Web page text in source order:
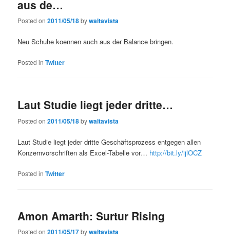
aus de…
Posted on2011/05/18bywaltavista
Neu Schuhe koennen auch aus der Balance bringen.
Posted in Twitter
Laut Studie liegt jeder dritte…
Posted on2011/05/18bywaltavista
Laut Studie liegt jeder dritte Geschäftsprozess entgegen allen
Konzernvorschriften als Excel-Tabelle vor… http://bit.ly/ijlOCZ
Posted in Twitter
Amon Amarth: Surtur Rising
Posted on2011/05/17bywaltavista